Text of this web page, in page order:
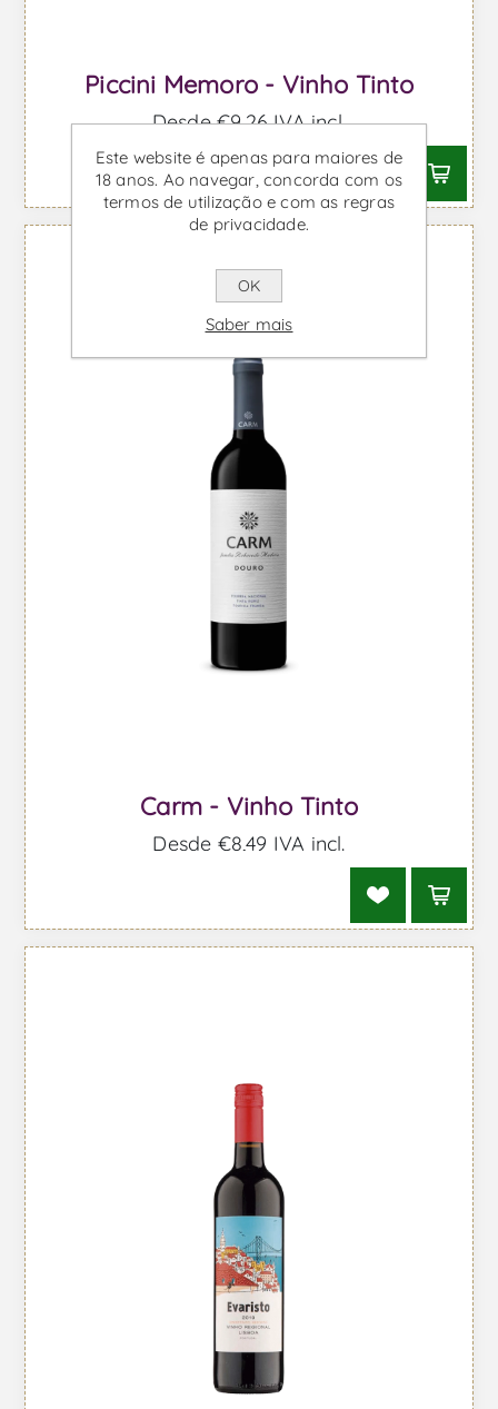
Piccini Memoro - Vinho Tinto
Desde €9,26 IVA incl.
Carm - Vinho Tinto
Desde €8,49 IVA incl.
Este website é apenas para maiores de
18 anos. Ao navegar, concorda com os
termos de utilização e com as regras
de privacidade.
OK
Saber mais